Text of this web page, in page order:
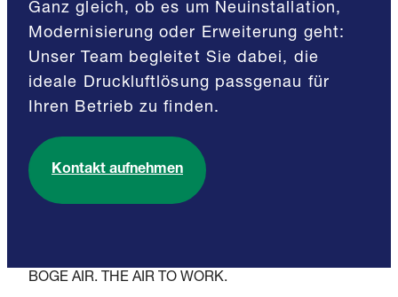
Ganz gleich, ob es um Neuinstallation,
Modernisierung oder Erweiterung geht:
Unser Team begleitet Sie dabei, die
ideale Druckluftlösung passgenau für
Ihren Betrieb zu finden.
Kontakt aufnehmen
BOGE AIR. THE AIR TO WORK.